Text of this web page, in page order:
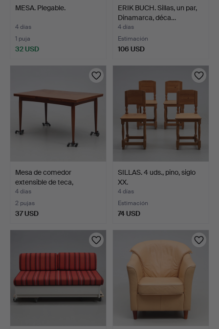
MESA. Plegable.
4 días
1 puja
32 USD
ERIK BUCH. Sillas, un par,
Dinamarca, déca…
4 días
Estimación
106 USD
Mesa de comedor
extensible de teca,
segund…
4 días
2 pujas
37 USD
SILLAS. 4 uds., pino, siglo
XX.
4 días
Estimación
74 USD